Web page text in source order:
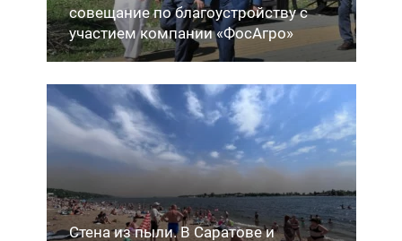
совещание по благоустройству с
участием компании «ФосАгро»
Стена из пыли. В Саратове и